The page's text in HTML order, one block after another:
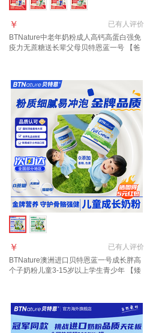
已有人评价
￥
BTNature中老年奶粉成人高钙高蛋白强免
疫力无蔗糖送长辈父母贝特恩蓝一号 【爸
已有人评价
￥
BTNature澳洲进口贝特恩蓝一号成长胖高
个子奶粉儿童3-15岁以上学生青少年 【矮